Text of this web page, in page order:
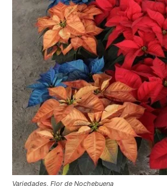
Variedades, Flor de Nochebuena